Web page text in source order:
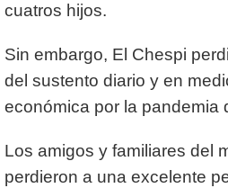
cuatros hijos.
Sin embargo, El Chespi
del sustento diario y en
económica por la pandemia
Los amigos y familiares del
perdieron a una excelente